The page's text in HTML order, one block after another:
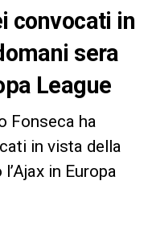
convocati in
sera
League
Fonseca ha
in vista della
in Europa